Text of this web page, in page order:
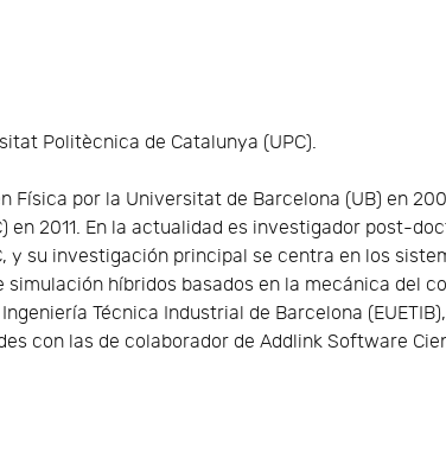
Politècnica de Catalunya (UPC).
Física por la Universitat de Barcelona (UB) en
en 2011. En la actualidad es investigador post-
y su investigación principal se centra en los
simulación híbridos basados en la mecánica del
Técnica Industrial de Barcelona
con las de colaborador de Addlink Software